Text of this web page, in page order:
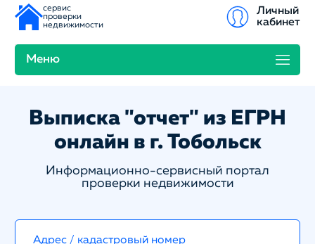
сервис
проверки
недвижимости
Меню
Личный
кабинет
Выписка "отчет" из ЕГРН
онлайн в г. Тобольск
Информационно-сервисный портал
проверки недвижимости